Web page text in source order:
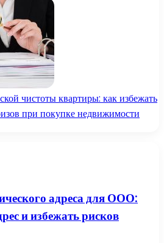
чистоты квартиры: как избежать
при покупке недвижимости
адреса для ООО:
и избежать рисков